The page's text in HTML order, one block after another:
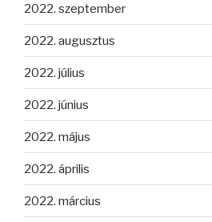
2022. szeptember
2022. augusztus
2022. július
2022. június
2022. május
2022. április
2022. március